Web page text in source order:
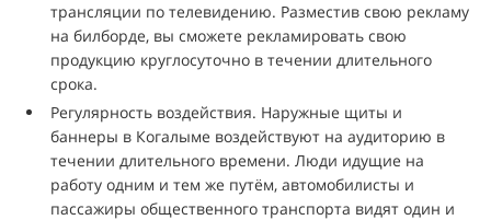
трансляции по телевидению. Разместив свою рекламу
на билборде, вы сможете рекламировать свою
продукцию круглосуточно в течении длительного
срока.
Регулярность воздействия. Наружные щиты и
баннеры в Когалыме воздействуют на аудиторию в
течении длительного времени. Люди идущие на
работу одним и тем же путём, автомобилисты и
пассажиры общественного транспорта видят один и